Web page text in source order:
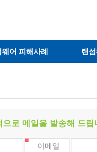
웨어 피해사례 랜
로 메일을 발송해 드립
이메일